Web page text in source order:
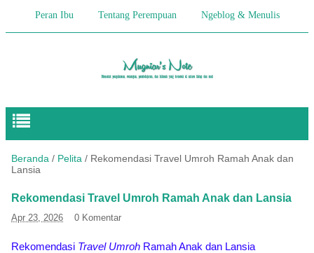
Peran Ibu Tentang Perempuan Ngeblog & Menulis
Pendidikan Anak
Beranda / Pelita / Rekomendasi Travel Umroh Ramah Anak dan
Lansia
Rekomendasi Travel Umroh Ramah Anak dan Lansia
Apr 23, 2026 0 Komentar
Rekomendasi Travel Umroh Ramah Anak dan Lansia